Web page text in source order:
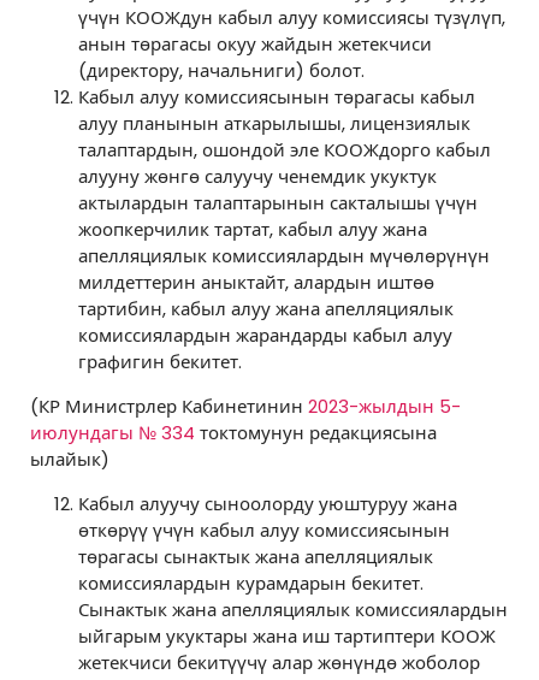
үчүн КООЖдун кабыл алуу комиссиясы түзүлүп,
анын төрагасы окуу жайдын жетекчиси
(директору, начальниги) болот.
Кабыл алуу комиссиясынын төрагасы кабыл
алуу планынын аткарылышы, лицензиялык
талаптардын, ошондой эле КООЖдорго кабыл
алууну жөнгө салуучу ченемдик укуктук
актылардын талаптарынын сакталышы үчүн
жоопкерчилик тартат, кабыл алуу жана
апелляциялык комиссиялардын мүчөлөрүнүн
милдеттерин аныктайт, алардын иштөө
тартибин, кабыл алуу жана апелляциялык
комиссиялардын жарандарды кабыл алуу
графигин бекитет.
(КР Министрлер Кабинетинин 2023-жылдын 5-
июлундагы № 334 токтомунун редакциясына
ылайык)
Кабыл алуучу сыноолорду уюштуруу жана
өткөрүү үчүн кабыл алуу комиссиясынын
төрагасы сынактык жана апелляциялык
комиссиялардын курамдарын бекитет.
Сынактык жана апелляциялык комиссиялардын
ыйгарым укуктары жана иш тартиптери КООЖ
жетекчиси бекитүүчү алар жөнүндө жоболор